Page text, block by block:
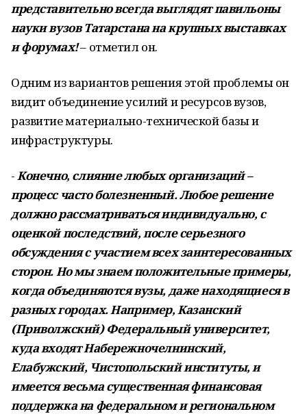
представительно всегда выглядят павильоны
науки вузов Татарстана на крупных выставках
и форумах!– отметил он.
Одним из вариантов решения этой проблемы он
видит объединение усилий и ресурсов вузов,
развитие материально-технической базы и
инфраструктуры.
-Конечно, слияние любых организаций –
процесс часто болезненный. Любое решение
должно рассматриваться индивидуально, с
оценкой последствий, после серьезного
обсуждения с участием всех заинтересованных
сторон. Но мы знаем положительные примеры,
когда объединяются вузы, даже находящиеся в
разных городах. Например, Казанский
(Приволжский) Федеральный университет,
куда входят Набережночелнинский,
Елабужский, Чистопольский институты, и
имеется весьма существенная финансовая
поддержка на федеральном и региональном